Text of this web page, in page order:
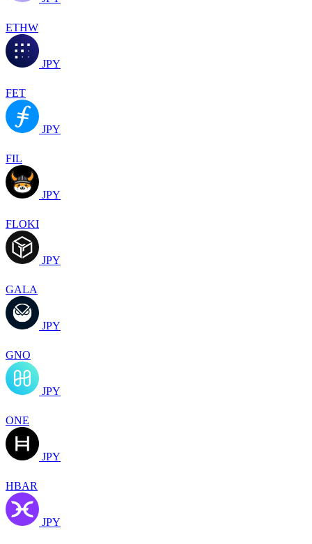
ETHW
JPY
FET
JPY
FIL
JPY
FLOKI
JPY
GALA
JPY
GNO
JPY
ONE
JPY
HBAR
JPY